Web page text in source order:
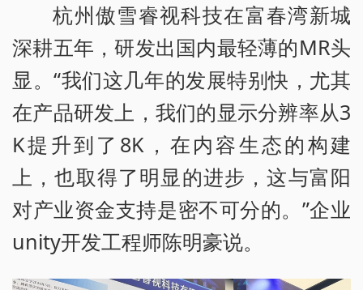
杭州傲雪睿视科技在富春湾新城
深耕五年，研发出国内最轻薄的MR头
显。“我们这几年的发展特别快，尤其
在产品研发上，我们的显示分辨率从3
K提升到了8K，在内容生态的构建
上，也取得了明显的进步，这与富阳
对产业资金支持是密不可分的。”企业
unity开发工程师陈明豪说。